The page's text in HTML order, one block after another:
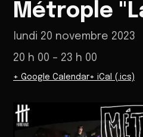
Métrople
lundi 20 novembre 2023
20 h 00 – 23 h 00
+ Google Calendar+ iCal (.ics)